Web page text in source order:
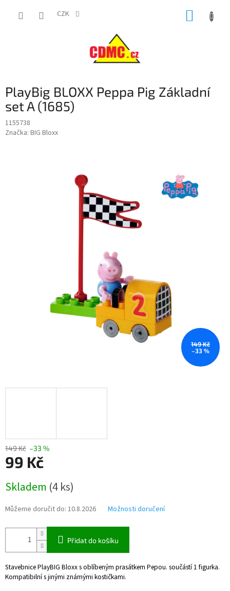
CZK
PlayBig BLOXX Peppa Pig Základní
set A (1685)
1155738
Značka: BIG Bloxx
149 Kč
–33 %
149 Kč –33 %
99 Kč
cena:
Skladem (4 ks)
Můžeme doručit do: 10.8.2026 Možnosti doručení
Přidat do košíku
Stavebnice PlayBIG Bloxx s oblíbeným prasátkem Pepou. součástí 1 figurka.
Kompatibilní s jinými známými kostičkami.